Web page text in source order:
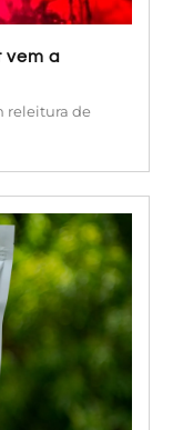
vem a
releitura de